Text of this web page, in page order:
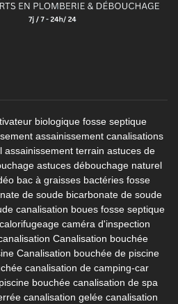
biologique fosse septique
assainissement canalisations
assainissement terrain astuces de
astuces débouchage naturel
bac à graisses bactéries fosse
de soude bicarbonate de soude
canalisation boues fosse septique
calorifugeage caméra d'inspection
Canalisation bouchée
Canalisation bouchée de piscine
canalisation de camping-car
bouchée canalisation de spa
canalisation gelée canalisation